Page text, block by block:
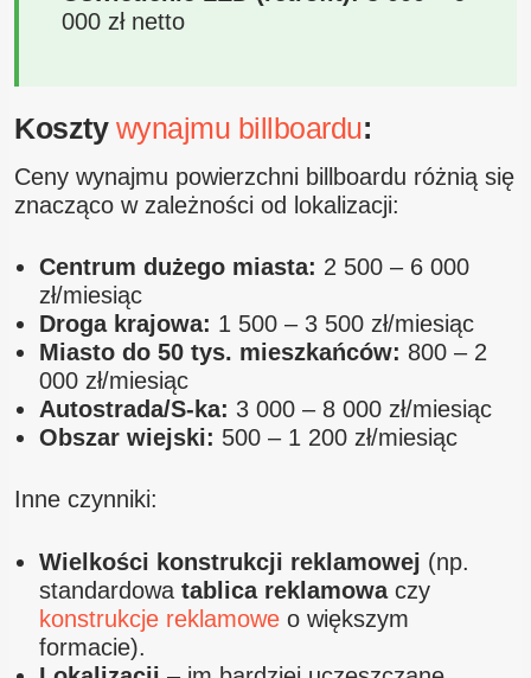
000 zł netto
Koszty wynajmu billboardu:
Ceny wynajmu powierzchni billboardu różnią się
znacząco w zależności od lokalizacji:
Centrum dużego miasta: 2 500 – 6 000
zł/miesiąc
Droga krajowa: 1 500 – 3 500 zł/miesiąc
Miasto do 50 tys. mieszkańców: 800 – 2
000 zł/miesiąc
Autostrada/S-ka: 3 000 – 8 000 zł/miesiąc
Obszar wiejski: 500 – 1 200 zł/miesiąc
Inne czynniki:
Wielkości konstrukcji reklamowej (np.
standardowa tablica reklamowaczy
konstrukcje reklamowe o większym
formacie).